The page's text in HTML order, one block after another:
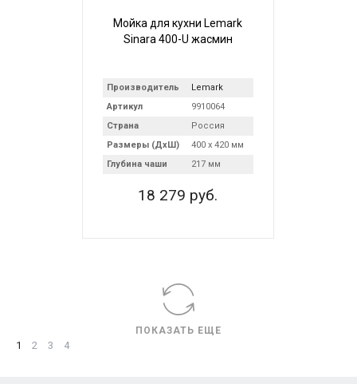
Мойка для кухни Lemark
Sinara 400-U жасмин
Производитель
Lemark
Артикул
9910064
Страна
Россия
Размеры (ДхШ)
400 х 420 мм
Глубина чаши
217 мм
18 279 руб.
ПОКАЗАТЬ ЕЩЕ
1 2 3 4